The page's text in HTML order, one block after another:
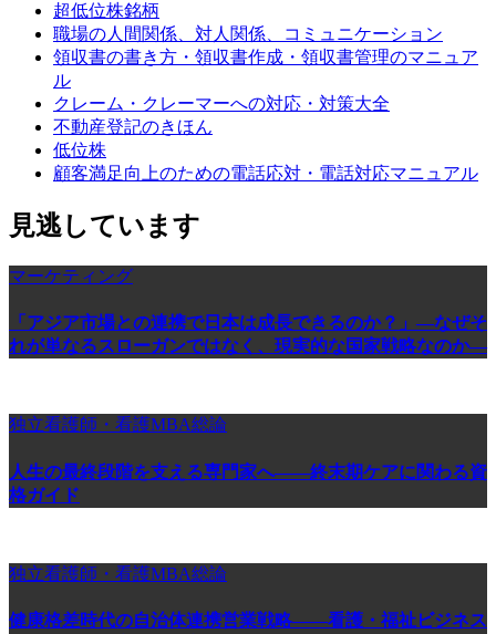
超低位株銘柄
職場の人間関係、対人関係、コミュニケーション
領収書の書き方・領収書作成・領収書管理のマニュア
ル
クレーム・クレーマーへの対応・対策大全
不動産登記のきほん
低位株
顧客満足向上のための電話応対・電話対応マニュアル
見逃しています
マーケティング
「アジア市場との連携で日本は成長できるのか？」―なぜそ
れが単なるスローガンではなく、現実的な国家戦略なのか―
独立看護師・看護MBA総論
人生の最終段階を支える専門家へ——終末期ケアに関わる資
格ガイド
独立看護師・看護MBA総論
健康格差時代の自治体連携営業戦略――看護・福祉ビジネス